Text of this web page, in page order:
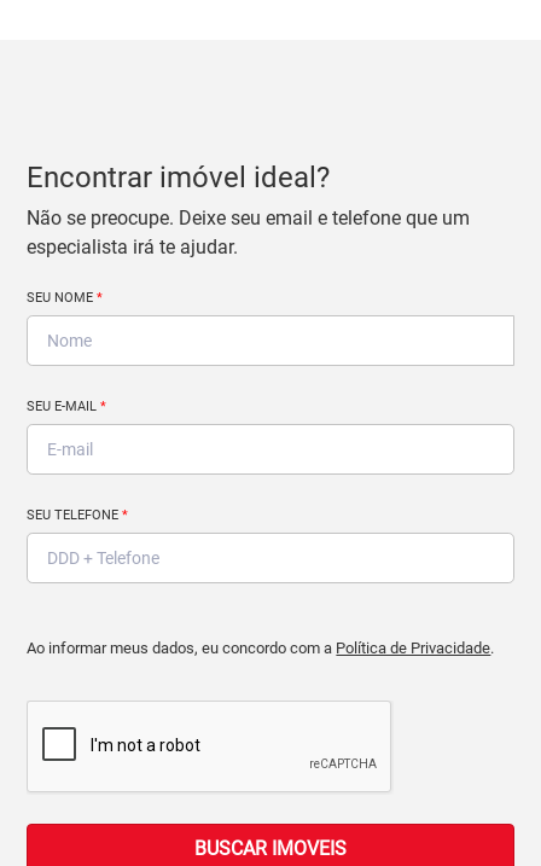
Encontrar imóvel ideal?
Não se preocupe. Deixe seu email e telefone que um
especialista irá te ajudar.
SEU NOME*
SEU E-MAIL*
SEU TELEFONE*
Ao informar meus dados, eu concordo com a Política de Privacidade.
BUSCAR IMOVEIS